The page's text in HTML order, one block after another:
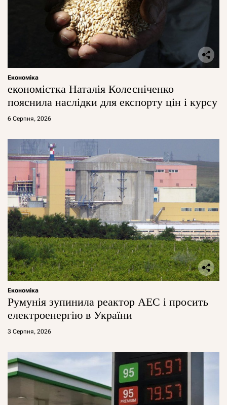
Економіка
економістка Наталія Колесніченко
пояснила наслідки для експорту цін і курсу
6 Серпня, 2026
Економіка
Румунія зупинила реактор АЕС і просить
електроенергію в України
3 Серпня, 2026